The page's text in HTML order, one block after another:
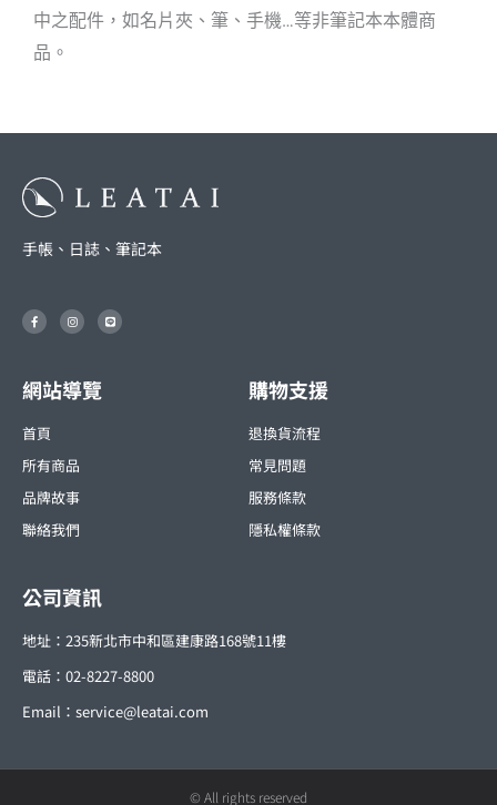
中之配件，如名片夾、筆、手機…等非筆記本本體商
品。
手帳、日誌、筆記本
F
a
c
k
-
I
n
s
r
a
m
L
i
n
網站導覽
首頁
所有商品
品牌故事
聯絡我們
購物支援
退換貨流程
常見問題
服務條款
隱私權條款
公司資訊
地址：235新北市中和區建康路168號11樓
電話：02-8227-8800
Email： service@leatai.com
© All rights reserved